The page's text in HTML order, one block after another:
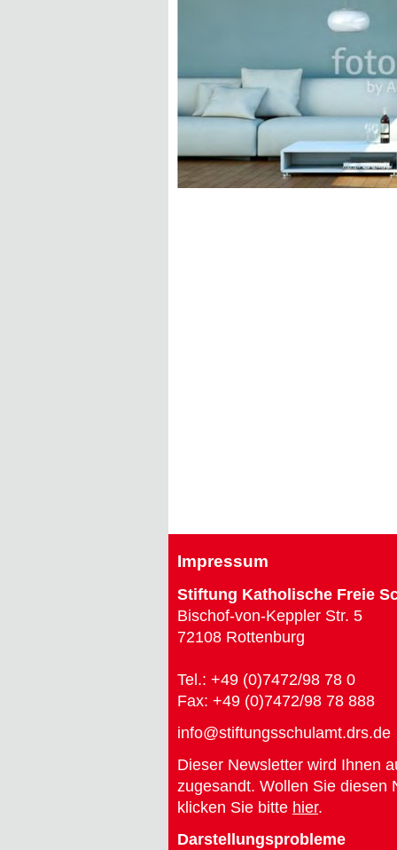
Impressum
Stiftung Katholische Freie
Bischof-von-Keppler Str. 5
72108 Rottenburg
Tel.: +49 (0)7472/98 78 0
Fax: +49 (0)7472/98 78 888
info@stiftungsschulamt.drs.de
Dieser Newsletter wird Ihnen
zugesandt. Wollen Sie diesen
klicken Sie bitte hier.
Darstellungsprobleme